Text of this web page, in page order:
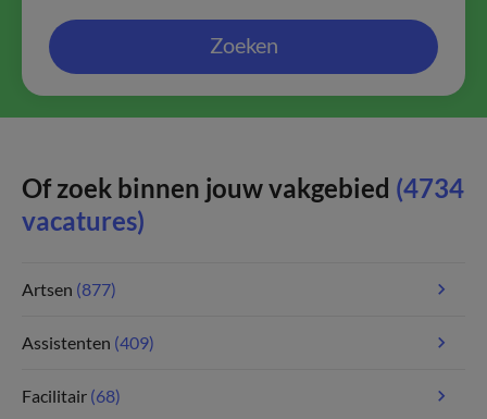
Zoeken
Of zoek binnen jouw vakgebied (4734
vacatures)
Artsen (877)
Assistenten (409)
Facilitair (68)